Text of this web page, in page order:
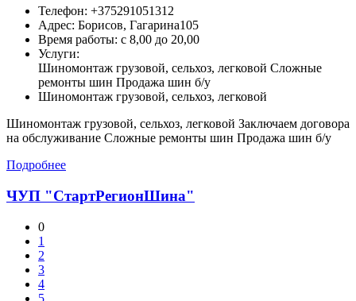
Телефон: +375291051312
Адрес: Борисов, Гагарина105
Время работы: с 8,00 до 20,00
Услуги:
Шиномонтаж грузовой, сельхоз, легковой Сложные
ремонты шин Продажа шин б/у
Шиномонтаж грузовой, сельхоз, легковой
Шиномонтаж грузовой, сельхоз, легковой Заключаем договора
на обслуживание Сложные ремонты шин Продажа шин б/у
Подробнее
ЧУП "СтартРегионШина"
0
1
2
3
4
5